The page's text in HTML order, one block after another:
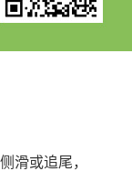
备了四驱系
车辆在行驶
滑或追尾，